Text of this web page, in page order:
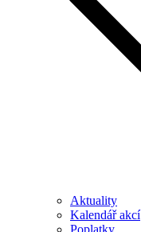
Aktuality
Kalendář akcí
Poplatky